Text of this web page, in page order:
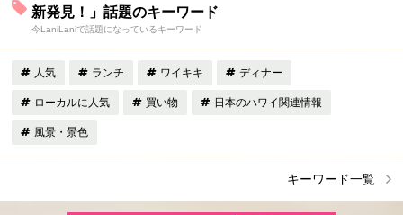
新発見！」話題のキーワード
今LaniLaniで話題になっているキーワード
人気 ランチ ワイキキ ディナー
ローカルに人気 買い物 日本のハワイ関連情報
風景・景色
キーワード一覧